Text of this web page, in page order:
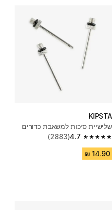
KIPSTA
שלישיית סיכות למשאבת כדורים
4.7
4.7 out of 5 stars from 2883 reviews
(2883)